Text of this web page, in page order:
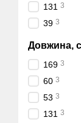
131 3
39 3
Довжина,
169 3
60 3
53 3
131 3